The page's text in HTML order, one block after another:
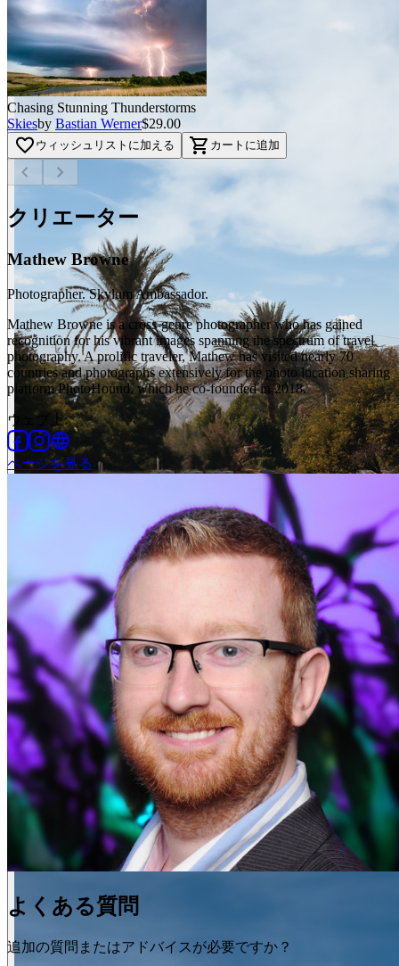
Chasing Stunning Thunderstorms
Skiesby Bastian Werner$29.00
favorite_border ウィッシュリストに加える shopping_cart カートに追加
chevron_left chevron_right
クリエーター
Mathew Browne
Photographer. Skylum Ambassador.
Mathew Browne is a cross-genre photographer who has gained
recognition for his vibrant images spanning the spectrum of travel
photography. A prolific traveler, Mathew has visited nearly 70
countries and photographs extensively for the photo location sharing
platform PhotoHound, which he co-founded in 2018.
ウェブ上:
ページを見る
よくある質問
追加の質問またはアドバイスが必要ですか？